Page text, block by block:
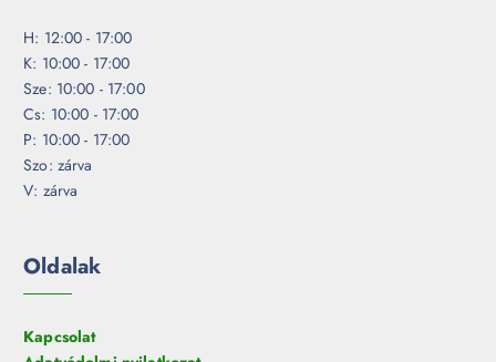
H: 12:00 - 17:00
K: 10:00 - 17:00
Sze: 10:00 - 17:00
Cs: 10:00 - 17:00
P: 10:00 - 17:00
Szo: zárva
V: zárva
Oldalak
Kapcsolat